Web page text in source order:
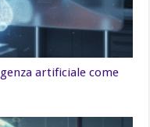
artificiale come